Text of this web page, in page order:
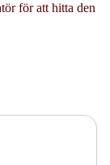
för att hitta den